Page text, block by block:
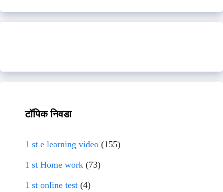
टॉपिक निवडा
1 st e learning video (155)
1 st Home work (73)
1 st online test (4)